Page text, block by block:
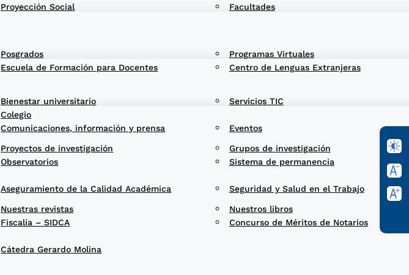
Proyección Social Facultades
Escuela de Formación para Docentes Centro de Lenguas Extranjeras
Comunicaciones, información y prensa Eventos
Aseguramiento de la Calidad Académica Seguridad y Salud en el Trabajo
Cátedra Gerardo Molina
Posgrados Programas Virtuales
Colegio
Bienestar universitario Servicios TIC
Observatorios Sistema de permanencia
Fiscalía – SIDCA Concurso de Méritos de Notarios
Proyectos de investigación Grupos de investigación
Nuestras revistas Nuestros libros